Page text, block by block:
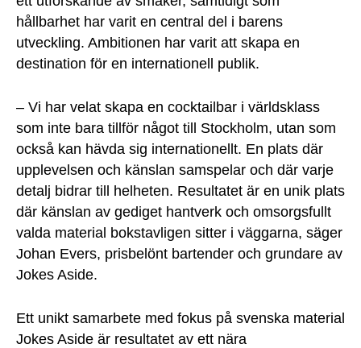
hållbarhet har varit en central del i barens
utveckling. Ambitionen har varit att skapa en
destination för en internationell publik.
– Vi har velat skapa en cocktailbar i världsklass
som inte bara tillför något till Stockholm, utan som
också kan hävda sig internationellt. En plats där
upplevelsen och känslan samspelar och där varje
detalj bidrar till helheten. Resultatet är en unik plats
där känslan av gediget hantverk och omsorgsfullt
valda material bokstavligen sitter i väggarna, säger
Johan Evers, prisbelönt bartender och grundare av
Jokes Aside.
Ett unikt samarbete med fokus på svenska material
Jokes Aside är resultatet av ett nära